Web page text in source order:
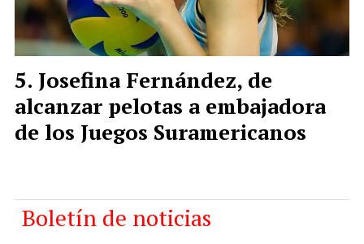
Josefina Fernández, de
alcanzar pelotas a embajadora
de los Juegos Suramericanos
Boletín de noticias